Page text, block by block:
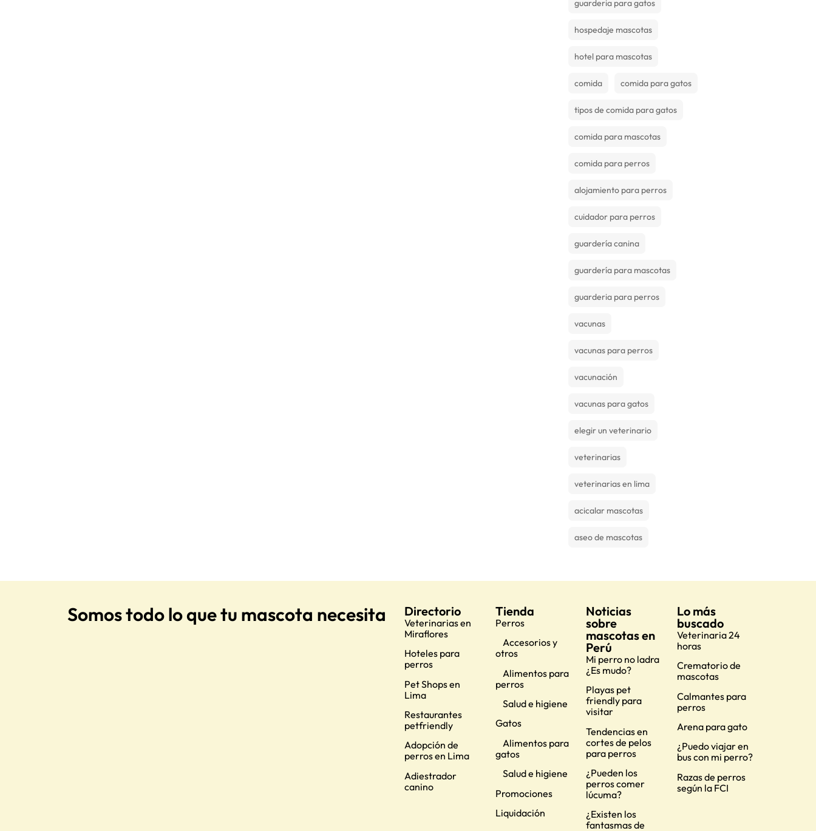
guarderia para gatos
hospedaje mascotas
hotel para mascotas
comida comida para gatos
tipos de comida para gatos
comida para mascotas
comida para perros
alojamiento para perros
cuidador para perros
guardería canina
guardería para mascotas
guarderia para perros
vacunas
vacunas para perros
vacunación
vacunas para gatos
elegir un veterinario
veterinarias
veterinarias en lima
acicalar mascotas
aseo de mascotas
Somos todo lo que tu mascota necesita Directorio
Veterinarias en
Miraflores
Hoteles para
perros
Pet Shops en
Lima
Restaurantes
petfriendly
Adopción de
perros en Lima
Adiestrador
canino
Tienda
Perros
Accesorios y
otros
Alimentos para
perros
Salud e higiene
Gatos
Alimentos para
gatos
Salud e higiene
Promociones
Liquidación
Noticias
sobre
mascotas en
Perú
Mi perro no ladra
¿Es mudo?
Playas pet
friendly para
visitar
Tendencias en
cortes de pelos
para perros
¿Pueden los
perros comer
lúcuma?
¿Existen los
fantasmas de
Lo más
buscado
Veterinaria 24
horas
Crematorio de
mascotas
Calmantes para
perros
Arena para gato
¿Puedo viajar en
bus con mi perro?
Razas de perros
según la FCI